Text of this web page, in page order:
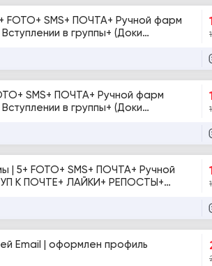
SMS+ ПОЧТА+ Ручной фарм
SMS+ ПОЧТА+ Ручной фарм
5+ FOTO+ SMS+ ПОЧТА+ Ручной